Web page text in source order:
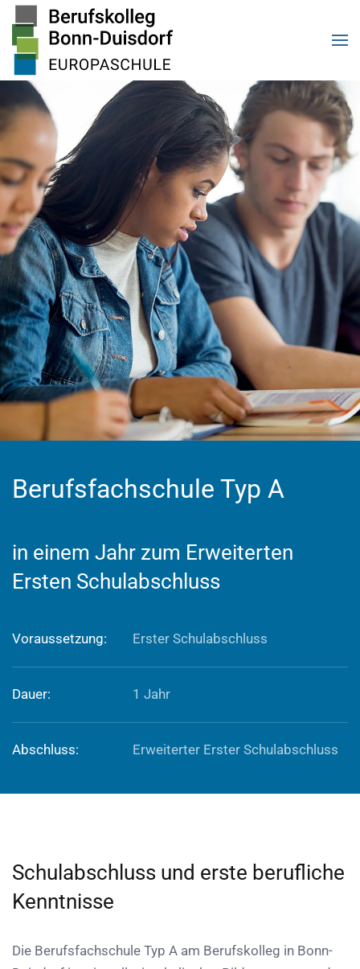
Zum Hauptinhalt springen
Berufsfachschule Typ A
in einem Jahr zum Erweiterten
Ersten Schulabschluss
Voraussetzung: Erster Schulabschluss
Dauer: 1 Jahr
Abschluss: Erweiterter Erster Schulabschluss
Schulabschluss und erste berufliche
Kenntnisse
Die Berufsfachschule Typ A am Berufskolleg in Bonn-